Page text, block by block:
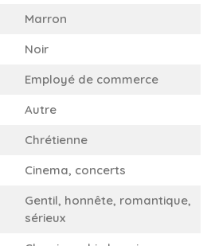
Marron
Noir
Employé de commerce
Autre
Chrétienne
Cinema, concerts
Gentil, honnête, romantique,
sérieux